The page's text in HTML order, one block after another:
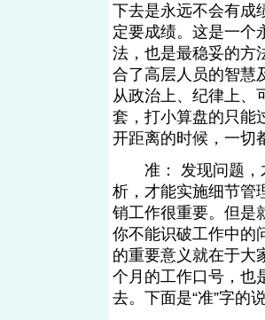
下去是永远不会有成
定要成绩。这是一个
法，也是最稳妥的方
合了高层人员的智慧
从政治上、纪律上、
套，打小算盘的只能
开距离的时候，一
准： 发现问题，
析，才能实施细节管
销工作很重要。但是
你不能识破工作中的
的重要意义就在于大
个月的工作口号，也
去。下面是“准”字